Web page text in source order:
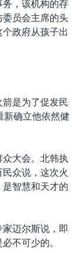
，该机构的存
员会主席的头
政府从孩子出
是为了促发民
新确立他依然健
大会。北韩执
众说，这次火
智慧和天才的
迈尔斯说，即
不可少的。